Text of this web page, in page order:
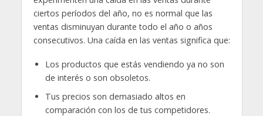
ciertos períodos del año, no es normal que las
ventas disminuyan durante todo el año o años
consecutivos. Una caída en las ventas significa que:
Los productos que estás vendiendo ya no son
de interés o son obsoletos.
Tus precios son demasiado altos en
comparación con los de tus competidores.